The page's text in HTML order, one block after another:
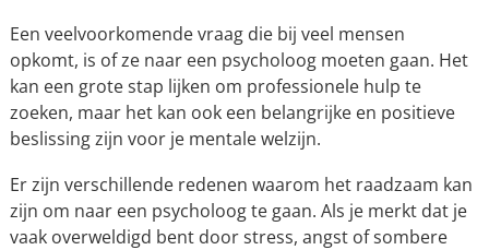
Een veelvoorkomende vraag die bij veel mensen
opkomt, is of ze naar een psycholoog moeten gaan. Het
kan een grote stap lijken om professionele hulp te
zoeken, maar het kan ook een belangrijke en positieve
beslissing zijn voor je mentale welzijn.
Er zijn verschillende redenen waarom het raadzaam kan
zijn om naar een psycholoog te gaan. Als je merkt dat je
vaak overweldigd bent door stress, angst of sombere